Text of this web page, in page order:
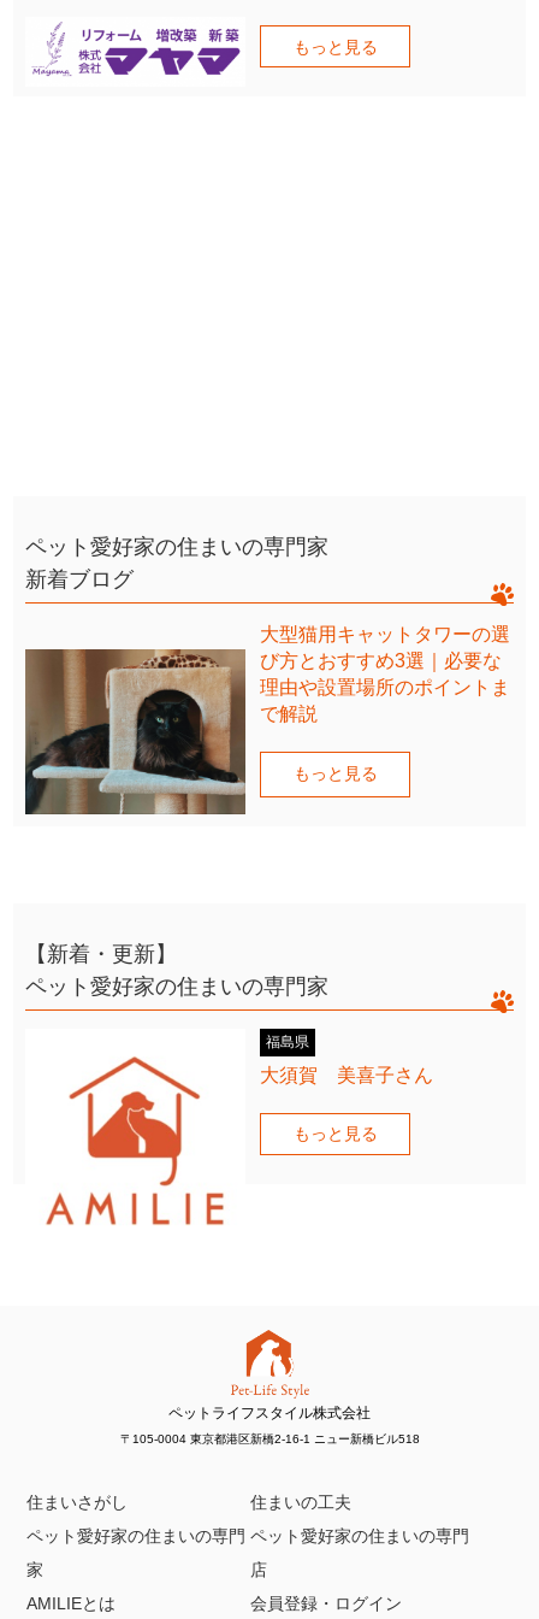
もっと見る
ペット愛好家の住まいの専門家
新着ブログ
大型猫用キャットタワーの選
び方とおすすめ3選｜必要な
理由や設置場所のポイントま
で解説
もっと見る
【新着・更新】
ペット愛好家の住まいの専門家
福島県
大須賀 美喜子さん
もっと見る
ペットライフスタイル株式会社
〒105-0004 東京都港区新橋2-16-1 ニュー新橋ビル518
住まいさがし
住まいの工夫
ペット愛好家の住まいの専門
家
ペット愛好家の住まいの専門
店
AMILIEとは
会員登録・ログイン